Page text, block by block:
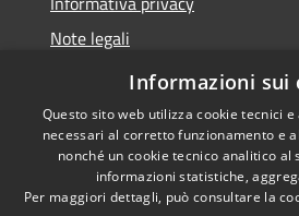
Note legali
Dichiarazione di accessibilità
Accessibilità
Informazioni sui
Questo sito web utilizza cookie tecnici
necessari al corretto funzionamento e
nonché un cookie tecnico analitico al
informazioni statistiche,
Per maggiori dettagli, può consultare la